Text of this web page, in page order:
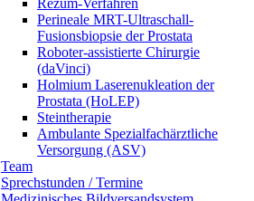
Perineale MRT-Ultraschall-
Fusionsbiopsie der Prostata
Roboter-assistierte Chirurgie
(daVinci)
Holmium Laserenukleation der
Prostata (HoLEP)
Steintherapie
Ambulante Spezialfachärztliche
Versorgung (ASV)
Team
Sprechstunden / Termine